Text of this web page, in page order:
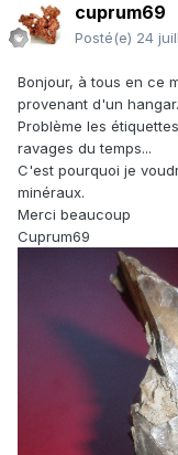
cuprum69
Posté(e) 24
Bonjour, à tous en ce
provenant d'un hangar.
Problème les
ravages du temps...
C'est pourquoi je
minéraux.
Merci beaucoup
Cuprum69